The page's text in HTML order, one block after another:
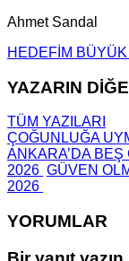
Ahmet Sandal
HEDEFİM
YAZARIN
TÜM YAZILARI
ÇOĞUNLUĞA
ANKARA’DA BEŞ
2026 GÜVEN
2026
YORUMLAR